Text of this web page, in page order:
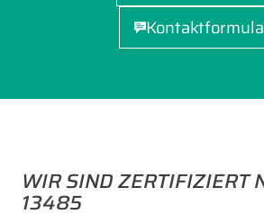
WIR SIND ZERTIFIZIERT
13485